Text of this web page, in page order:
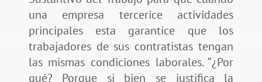
una empresa tercerice actividades
principales esta garantice que los
trabajadores de sus contratistas tengan
las mismas condiciones laborales. “¿Por
qué? Porque si bien se justifica la